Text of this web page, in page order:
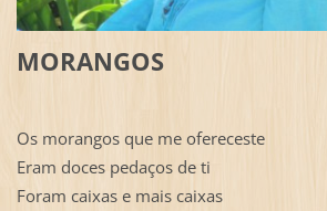
MORANGOS
Os morangos que me ofereceste
Eram doces pedaços de ti
Foram caixas e mais caixas